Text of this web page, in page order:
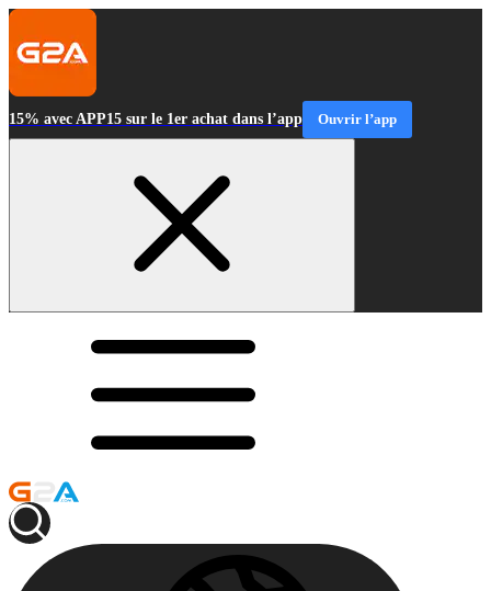
15% avec APP15 sur le 1er achat dans l’app Ouvrir l’app